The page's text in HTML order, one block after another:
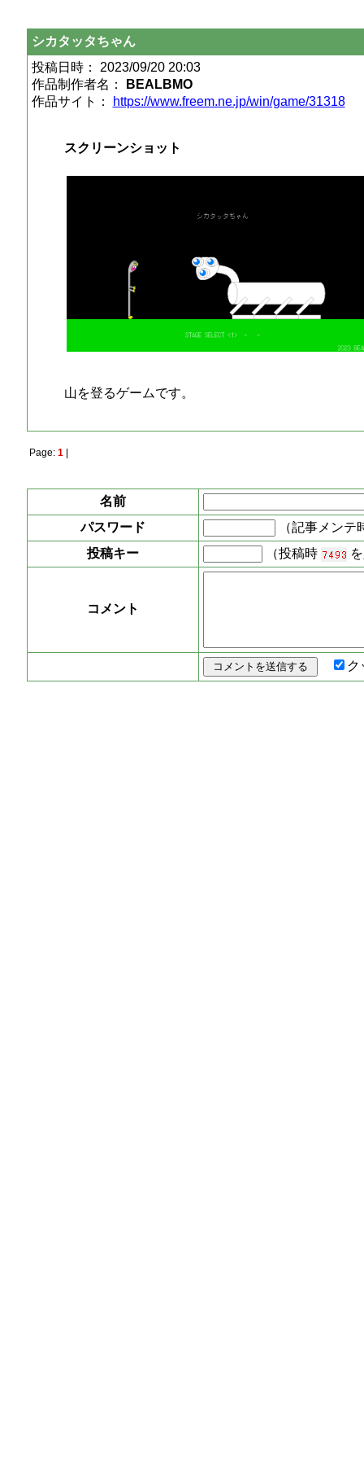
シカタッタちゃん
投稿日時： 2023/09/20 20:03
作品制作者名：
BEALBMO
作品サイト：
https://www.freem.ne.jp/win/game/31318
スクリーンショット
山を登るゲームです。
Page: 1|
名前
パスワード
（記事メンテ
投稿キー
（投稿時
コメント
ク